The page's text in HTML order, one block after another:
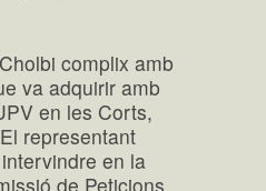
complix amb
va adquirir amb
en les Corts,
representant
en la
de Peticions